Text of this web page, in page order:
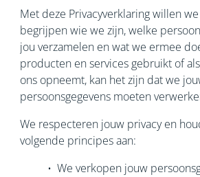
Met deze Privacyverklaring willen
begrijpen wie we zijn, welke
jou verzamelen en wat we ermee
producten en services gebruikt of
ons opneemt, kan het zijn dat we
persoonsgegevens moeten
We respecteren jouw privacy en
volgende principes aan:
• We verkopen jouw